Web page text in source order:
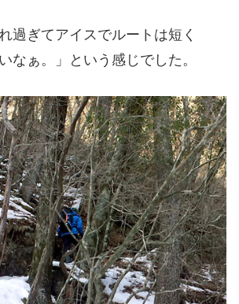
過ぎてアイスでルートは短く
なぁ。」という感じでした。